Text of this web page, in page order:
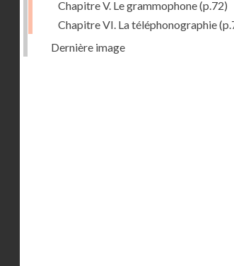
Chapitre V. Le grammophone(p.72)
Chapitre VI. La téléphonographie
Dernière image